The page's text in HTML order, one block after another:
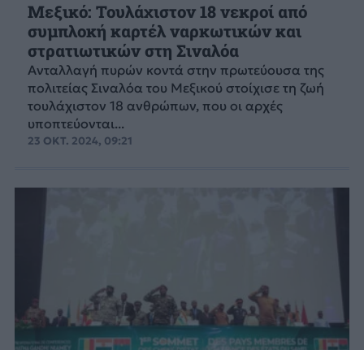
Μεξικό: Τουλάχιστον 18 νεκροί από
συμπλοκή καρτέλ ναρκωτικών και
στρατιωτικών στη Σιναλόα
Ανταλλαγή πυρών κοντά στην πρωτεύουσα της
πολιτείας Σιναλόα του Μεξικού στοίχισε τη ζωή
τουλάχιστον 18 ανθρώπων, που οι αρχές
υποπτεύονται...
23 ΟΚΤ. 2024, 09:21